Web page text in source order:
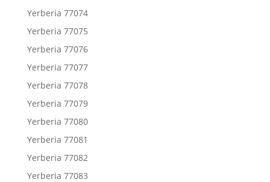
Yerberia 77074
Yerberia 77075
Yerberia 77076
Yerberia 77077
Yerberia 77078
Yerberia 77079
Yerberia 77080
Yerberia 77081
Yerberia 77082
Yerberia 77083